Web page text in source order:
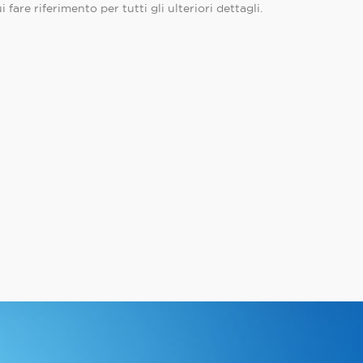
fare riferimento per tutti gli ulteriori dettagli.